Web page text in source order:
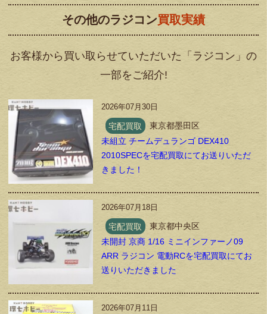
その他のラジコン買取実績
お客様から買い取らせていただいた「ラジコン」の
一部をご紹介!
2026年07月30日
宅配買取
東京都墨田区
未組立 チームデュランゴ DEX410
2010SPECを宅配買取にてお送りいただ
きました！
2026年07月18日
宅配買取
東京都中央区
未開封 京商 1/16 ミニインファーノ09
ARR ラジコン 電動RCを宅配買取にてお
送りいただきました
2026年07月11日